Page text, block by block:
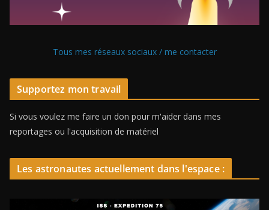
Tous mes réseaux sociaux / me contacter
Supportez mon travail
Si vous voulez me faire un don pour m'aider dans mes
reportages ou l'acquisition de matériel
Les astronautes actuellement dans l'espace :